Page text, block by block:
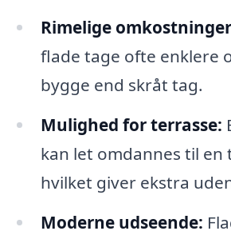
Rimelige
flade tage ofte enklere
bygge end skråt tag.
Mulighed for terrasse:
kan let omdannes til en
hvilket giver ekstra
Moderne udseende: